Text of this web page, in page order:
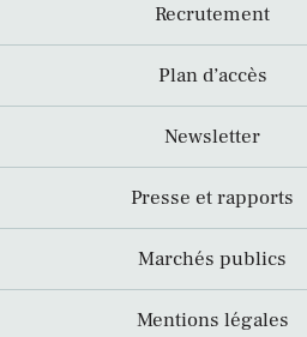
Recrutement
Plan d’accès
Newsletter
Presse et rapports
Marchés publics
Mentions légales